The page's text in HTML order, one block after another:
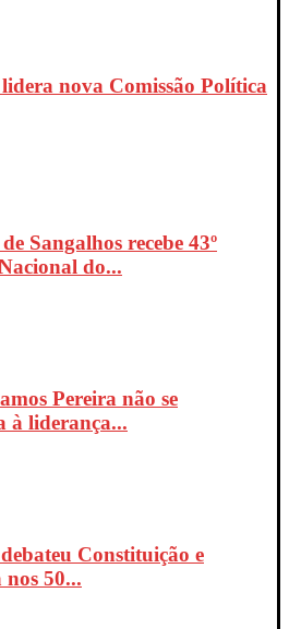
nova Comissão Política
Sangalhos recebe 43º
do...
Pereira não se
à liderança...
Constituição e
nos 50...